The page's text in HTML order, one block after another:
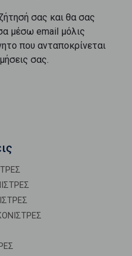
σας και θα σας
μέσω email μόλις
που ανταποκρίνεται
σας.